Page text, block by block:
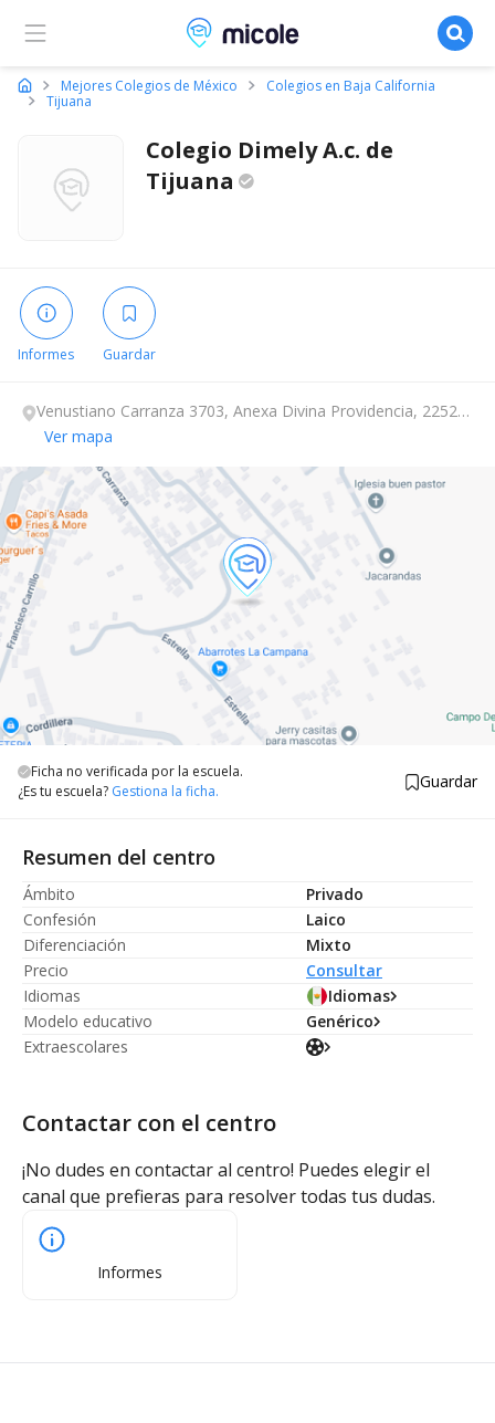
Micole, buscador de colegios
Mejores Colegios de México
Colegios en Baja California
Tijuana
Colegio Dimely A.c. de
Tijuana
Informes Guardar
Venustiano Carranza 3703, Anexa Divina Providencia, 22525
Tijuana, Baja California.
Ver mapa
Ficha no verificada por la escuela.
¿Es tu escuela? Gestiona la ficha. Guardar
Resumen del centro
Ámbito
Privado
Confesión
Laico
Diferenciación
Mixto
Precio
Consultar
Idiomas
Idiomas
Modelo educativo
Genérico
Extraescolares
Contactar con el centro
¡No dudes en contactar al centro! Puedes elegir el
canal que prefieras para resolver todas tus dudas.
Informes